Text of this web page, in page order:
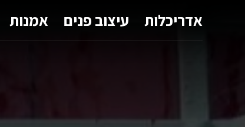
אדריכלות עיצוב פנים אמנות